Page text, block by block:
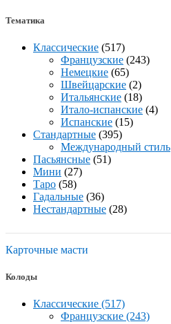
Тематика
Классические (517)
Французские (243)
Немецкие (65)
Швейцарские (2)
Итальянские (18)
Итало-испанские (4)
Испанские (15)
Стандартные (395)
Международный стиль
Пасьянсные (51)
Мини (27)
Таро (58)
Гадальные (36)
Нестандартные (28)
Карточные масти
Колоды
Классические (517)
Французские (243)